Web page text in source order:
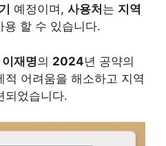
예정이며, 사용처 는 지역
용 할 수 있습니다.
이재명의 2024년 공약의
적 어려움을 해소하고 지역
되었습니다.